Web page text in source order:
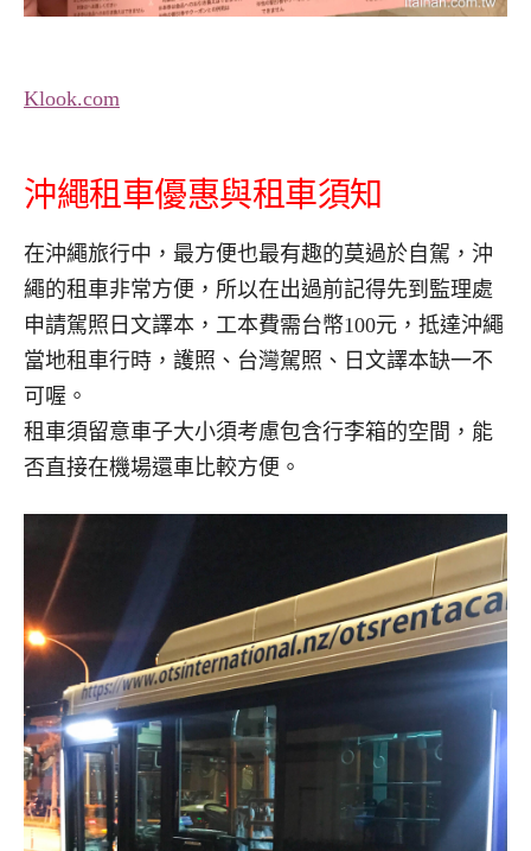
Klook.com
沖繩租車優惠與租車須知
在沖繩旅行中，最方便也最有趣的莫過於自駕，沖
繩的租車非常方便，所以在出過前記得先到監理處
申請駕照日文譯本，工本費需台幣100元，抵達沖繩
當地租車行時，護照、台灣駕照、日文譯本缺一不
可喔。
租車須留意車子大小須考慮包含行李箱的空間，能
否直接在機場還車比較方便。